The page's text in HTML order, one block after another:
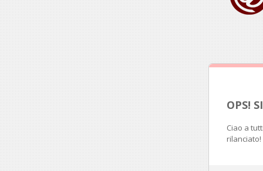
OPS!
Ciao a
rilanciato!